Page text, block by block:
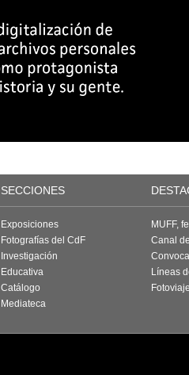
SECCIONES
Exposiciones
Fotografías del CdF
Investigación
Educativa
Catálogo
Mediateca
MUFF,
Canal
Líneas